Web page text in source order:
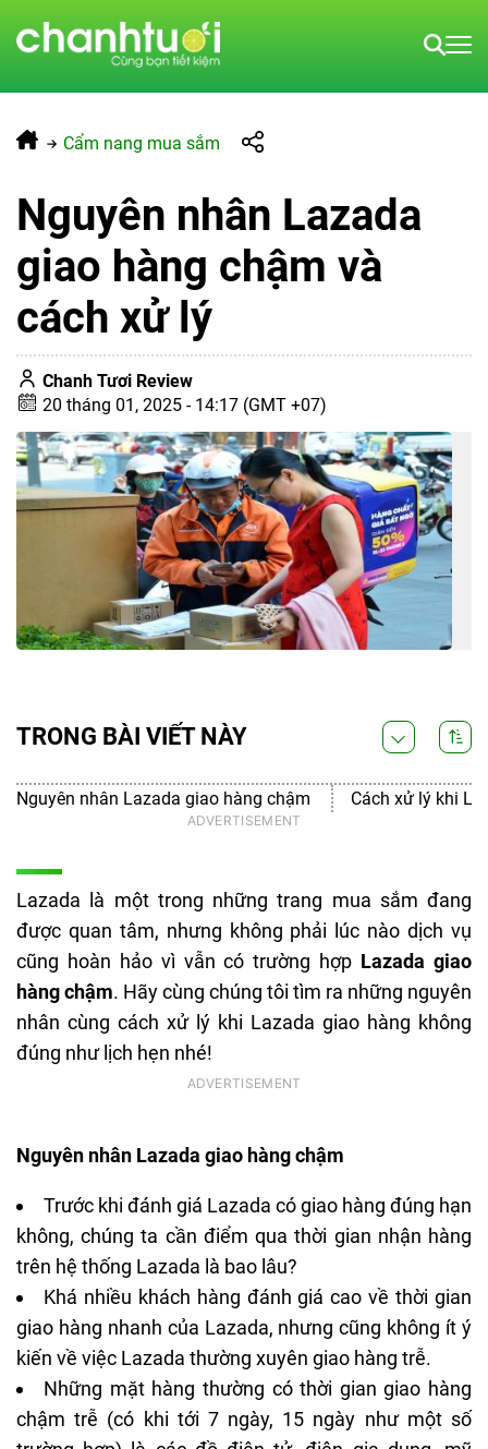
Cẩm nang mua sắm
Nguyên nhân Lazada
giao hàng chậm và
cách xử lý
Chanh Tươi Review
20 tháng 01, 2025 - 14:17 (GMT +07)
Lazada là một trong những trang mua sắm đang
được quan tâm, nhưng không phải lúc nào dịch vụ
cũng hoàn hảo vì vẫn có trường hợp Lazada giao
hàng chậm. Hãy cùng chúng tôi tìm ra những nguyên
nhân cùng cách xử lý khi Lazada giao hàng không
đúng như lịch hẹn nhé!
Nguyên nhân Lazada giao hàng chậm
Trước khi đánh giá Lazada có giao hàng đúng hạn
không, chúng ta cần điểm qua thời gian nhận hàng
trên hệ thống Lazada là bao lâu?
Khá nhiều khách hàng đánh giá cao về thời gian
giao hàng nhanh của Lazada, nhưng cũng không ít ý
kiến về việc Lazada thường xuyên giao hàng trễ.
Những mặt hàng thường có thời gian giao hàng
chậm trễ (có khi tới 7 ngày, 15 ngày như một số
TRONG BÀI VIẾT NÀY
Nguyên nhân Lazada giao hàng chậm Cách xử lý khi